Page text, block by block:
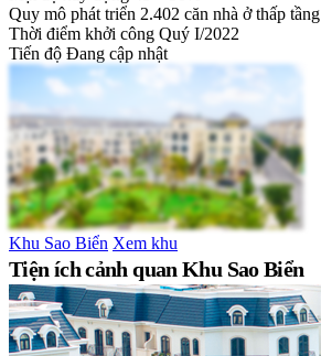
Quy mô phát triển 2.402 căn nhà ở thấp tầng
Thời điểm khởi công Quý I/2022
Tiến độ Đang cập nhật
Khu Sao Biển Xem khu
Tiện ích cảnh quan Khu Sao Biển